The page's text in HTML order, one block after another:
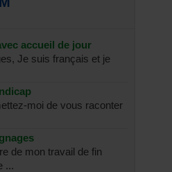
accueil de jour
Je suis français et je
moi de vous raconter
de mon travail de fin
...